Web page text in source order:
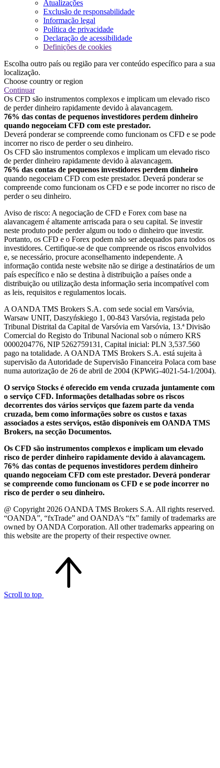
Atualizações
Exclusão de responsabilidade
Informação legal
Política de privacidade
Declaração de acessibilidade
Definições de cookies
Escolha outro país ou região para ver conteúdo específico para a sua
localização.
Choose country or region
Continuar
Os CFD são instrumentos complexos e implicam um elevado risco
de perder dinheiro rapidamente devido à alavancagem.
76% das contas de pequenos investidores perdem dinheiro
quando negoceiam CFD com este prestador.
Deverá ponderar se compreende como funcionam os CFD e se pode
incorrer no risco de perder o seu dinheiro.
Os CFD são instrumentos complexos e implicam um elevado risco
de perder dinheiro rapidamente devido à alavancagem.
76% das contas de pequenos investidores perdem dinheiro
quando negoceiam CFD com este prestador. Deverá ponderar se
compreende como funcionam os CFD e se pode incorrer no risco de
perder o seu dinheiro.
Aviso de risco: A negociação de CFD e Forex com base na
alavancagem é altamente arriscada para o seu capital. Se investir
neste produto pode perder algum ou todo o dinheiro que investir.
Portanto, os CFD e o Forex podem não ser adequados para todos os
investidores. Certifique-se de que compreende os riscos envolvidos
e, se necessário, procure aconselhamento independente. A
informação contida neste website não se dirige a destinatários de um
país específico e não se destina à distribuição a países onde a
distribuição ou utilização desta informação seria incompatível com
as leis, requisitos e regulamentos locais.
A OANDA TMS Brokers S.A. com sede social em Varsóvia,
Warsaw UNIT, Daszyńskiego 1, 00-843 Varsóvia, registada pelo
Tribunal Distrital da Capital de Varsóvia em Varsóvia, 13.ª Divisão
Comercial do Registo do Tribunal Nacional sob o número KRS
0000204776, NIP 5262759131, Capital inicial: PLN 3,537.560
pago na totalidade. A OANDA TMS Brokers S.A. está sujeita à
supervisão da Autoridade de Supervisão Financeira Polaca com base
numa autorização de 26 de abril de 2004 (KPWiG-4021-54-1/2004).
O serviço Stocks é oferecido em venda cruzada juntamente com
o serviço CFD. Informações detalhadas sobre os riscos
decorrentes dos vários serviços que fazem parte da venda
cruzada, bem como informações sobre os custos e taxas
associados a estes serviços, estão disponíveis em OANDA TMS
Brokers, na secção Documentos.
Os CFD são instrumentos complexos e implicam um elevado
risco de perder dinheiro rapidamente devido à alavancagem.
76% das contas de pequenos investidores perdem dinheiro
quando negoceiam CFD com este prestador. Deverá ponderar
se compreende como funcionam os CFD e se pode incorrer no
risco de perder o seu dinheiro.
@ Copyright 2026 OANDA TMS Brokers S.A. All rights reserved.
“OANDA”, “fxTrade” and OANDA’s “fx” family of trademarks are
owned by OANDA Corporation. All other trademarks appearing on
this website are the property of their respective owner.
Scroll to top